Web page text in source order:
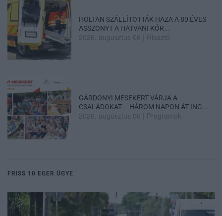
HOLTAN SZÁLLÍTOTTÁK HAZA A 80 ÉVES
ASSZONYT A HATVANI KÓR...
2026. augusztus 06 Riasztó
GÁRDONYI MESEKERT VÁRJA A
CSALÁDOKAT – HÁROM NAPON ÁT ING...
2026. augusztus 06 Programok
FRISS 10 EGER ÜGYE